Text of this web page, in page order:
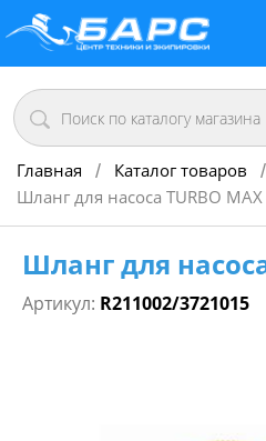
Главная / Каталог товаров /
Шланг для насоса TURBO MAX
Шланг для
Артикул: R211002/3721015